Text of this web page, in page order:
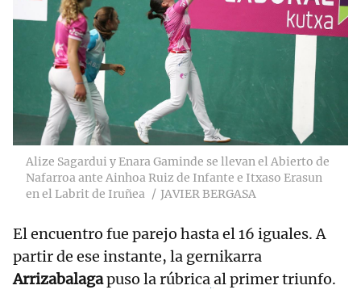
Alize Sagardui y Enara Gaminde se llevan el Abierto de
Nafarroa ante Ainhoa Ruiz de Infante e Itxaso Erasun
en el Labrit de Iruñea
JAVIER BERGASA
El encuentro fue parejo hasta el 16 iguales. A
partir de ese instante, la gernikarra
Arrizabalagapuso la rúbricaal primer triunfo.